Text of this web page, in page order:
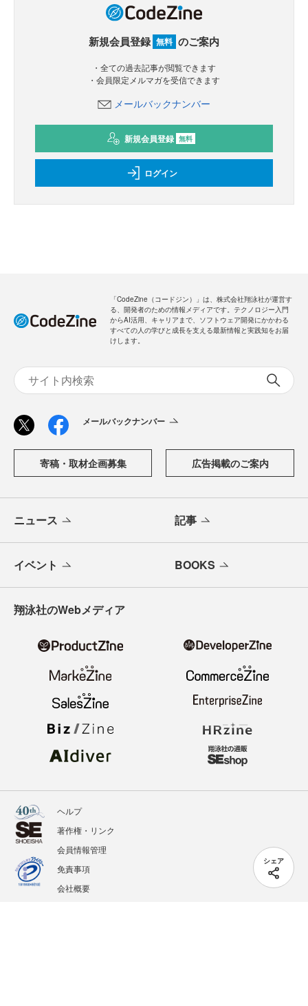
シェア
新規会員登録 無料 のご案内
・全ての過去記事が閲覧できます
・会員限定メルマガを受信できます
メールバックナンバー
新規会員登録 無料
ログイン
「CodeZine（コードジン）」は、株式会社翔泳社が運営す
る、開発者のための情報メディアです。テクノロジー入門
からAI活用、キャリアまで、ソフトウェア開発にかかわる
すべての人の学びと成長を支える最新情報と実践知をお届
けします。
メールバックナンバー
寄稿・取材企画募集 広告掲載のご案内
ニュース 記事
イベント BOOKS
翔泳社のWebメディア
ヘルプ
著作権・リンク
会員情報管理
免責事項
会社概要